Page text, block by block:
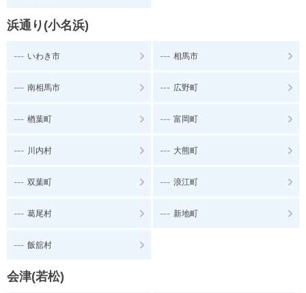
浜通り(小名浜)
--- いわき市 --- 相馬市
--- 南相馬市 --- 広野町
--- 楢葉町 --- 富岡町
--- 川内村 --- 大熊町
--- 双葉町 --- 浪江町
--- 葛尾村 --- 新地町
--- 飯舘村
会津(若松)